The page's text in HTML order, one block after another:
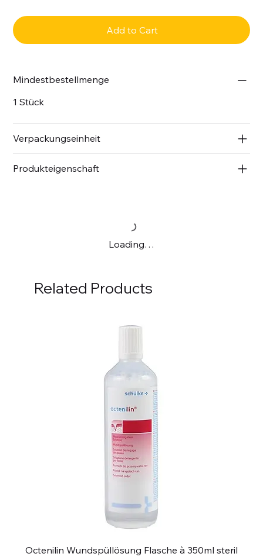
Add to Cart
Mindestbestellmenge
1 Stück
Verpackungseinheit
Produkteigenschaft
Loading…
Related Products
Octenilin Wundspüllösung Flasche à 350ml steril